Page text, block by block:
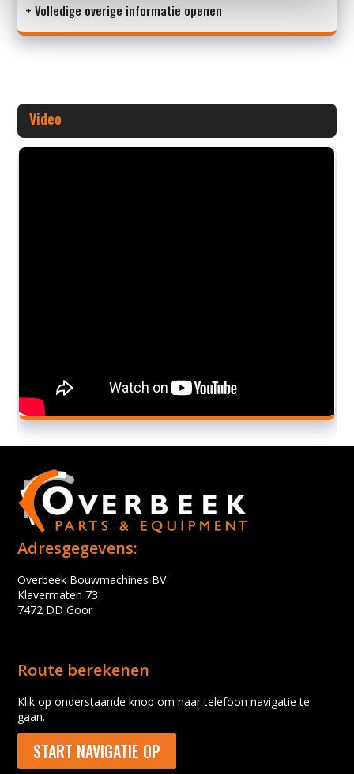
+ Volledige overige informatie openen
Video
Adresgegevens:
Overbeek Bouwmachines BV
Klavermaten 73
7472 DD Goor
Route berekenen
Klik op onderstaande knop om naar telefoon navigatie te
gaan.
START NAVIGATIE OP